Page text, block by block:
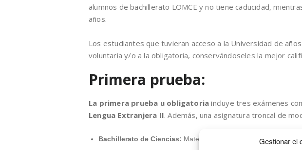
Gestionar el
alumnos de bachillerato LOMCE y no tiene caducidad,
años.
Los estudiantes que tuvieran acceso a la Universidad de
voluntaria y/o a la obligatoria, conservándoseles la mejor
Primera prueba:
La primera prueba u obligatoriaincluye tres exámenes
Lengua Extranjera II. Además, una asignatura troncal de
Bachillerato de Ciencias: Matemáticas II